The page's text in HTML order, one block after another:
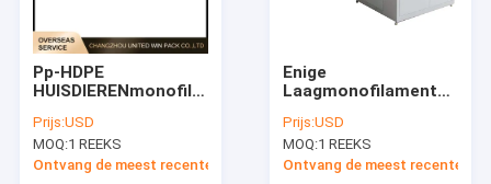
Pp-HDPE
HUISDIERENmonofilament
Uitdrijving van de
Productiemachine
Prijs:USD
MOQ:1 REEKS
Ontvang de meest recente Prijs
Enige
Laagmonofilament
Machine1000d 4
Assen van Twister
Prijs:USD
MOQ:1 REEKS
Ontvang de meest recente